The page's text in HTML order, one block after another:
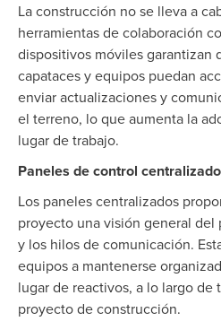
La construcción no se lleva a
herramientas de colaboración
dispositivos móviles garantizan
capataces y equipos puedan
enviar actualizaciones y
el terreno, lo que aumenta la
lugar de trabajo.
Paneles de control
Los paneles centralizados
proyecto una visión general del
y los hilos de comunicación.
equipos a mantenerse
lugar de reactivos, a lo largo
proyecto de construcción.